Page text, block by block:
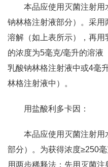
本品应使用灭菌注射用
钠林格注射液部分）。采
溶解（如上表所示），再用
的浓度为5毫克/毫升的溶液
乳酸钠林格注射液中或4毫
林格注射液中）。
用盐酸利多卡因：
本品应使用灭菌注射用
部分）。为获得浓度≥250
用两步稀释法：先用灭菌